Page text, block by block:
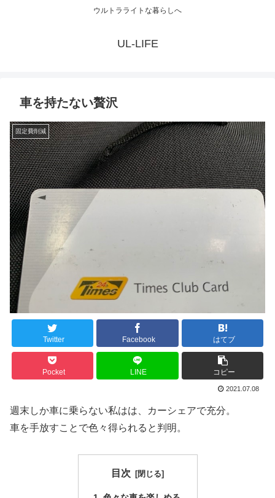
ウルトラライトな暮らしへ
UL-LIFE
車を持たない贅沢
固定費削減
Twitter Facebook はてブ
Pocket LINE コピー
2021.07.08
週末しか車に乗らない私はは、カーシェアで充分。
車を手放すことで色々得られると判明。
目次